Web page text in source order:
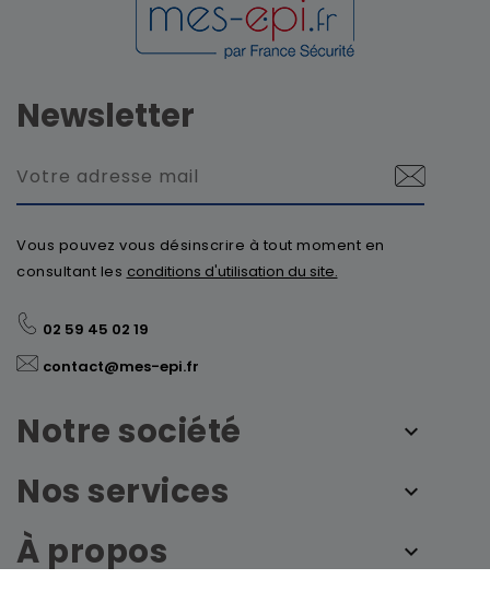
Newsletter
Vous pouvez vous désinscrire à tout moment en
consultant les conditions d'utilisation du site.
02 59 45 02 19
contact@mes-epi.fr
Notre société
Nos services
À propos